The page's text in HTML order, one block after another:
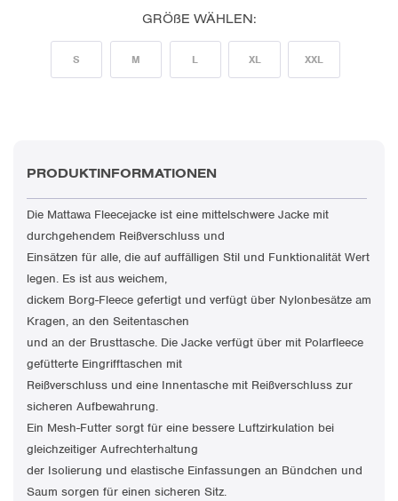
GRÖßE WÄHLEN:
S M L XL XXL
PRODUKTINFORMATIONEN
Die Mattawa Fleecejacke ist eine mittelschwere Jacke mit
durchgehendem Reißverschluss und
Einsätzen für alle, die auf auffälligen Stil und Funktionalität Wert
legen. Es ist aus weichem,
dickem Borg-Fleece gefertigt und verfügt über Nylonbesätze am
Kragen, an den Seitentaschen
und an der Brusttasche. Die Jacke verfügt über mit Polarfleece
gefütterte Eingrifftaschen mit
Reißverschluss und eine Innentasche mit Reißverschluss zur
sicheren Aufbewahrung.
Ein Mesh-Futter sorgt für eine bessere Luftzirkulation bei
gleichzeitiger Aufrechterhaltung
der Isolierung und elastische Einfassungen an Bündchen und
Saum sorgen für einen sicheren Sitz.